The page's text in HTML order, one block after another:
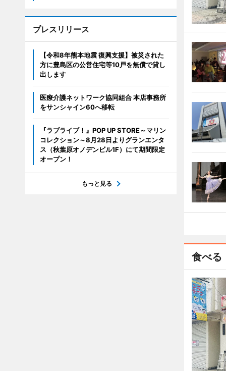
食べる
プレスリリース
【令和8年熊本地震 復興支援】被災された
方に豊島区の公営住宅等10戸を無償で貸し
出します
医療介護ネットワーク協同組合 本店事務所
をサンシャイン60へ移転
『ラブライブ！』POP UP STORE～マリン
コレクション～8月28日よりグランエンタ
ス（秋葉原オノデンビル1F）にて期間限定
オープン！
もっと見る